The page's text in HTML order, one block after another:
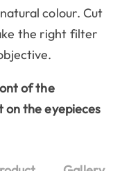
colour. Cut
the right filter
of the
on the eyepieces